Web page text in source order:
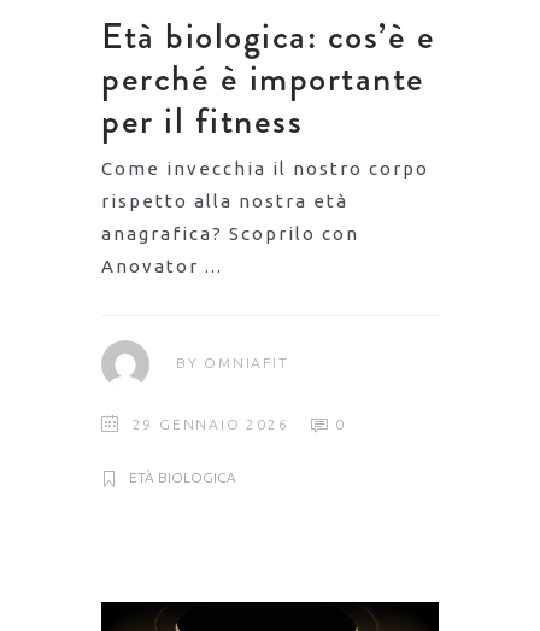
Età biologica: cos’è e
perché è importante
per il fitness
Come invecchia il nostro corpo
rispetto alla nostra età
anagrafica? Scoprilo con
Anovator
BY OMNIAFIT
29 GENNAIO 2026 0
ETÀ BIOLOGICA